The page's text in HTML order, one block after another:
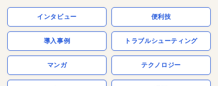
インタビュー 便利技
導入事例 トラブルシューティング
マンガ テクノロジー